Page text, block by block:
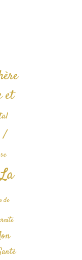
et
/
La
de